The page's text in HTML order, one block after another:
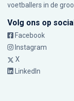
voetballers in de
Volg ons op
Facebook
Instagram
X
LinkedIn